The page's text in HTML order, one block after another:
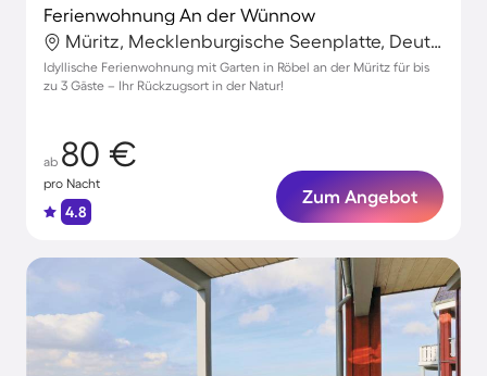
Ferienwohnung An der Wünnow
Müritz, Mecklenburgische Seenplatte, Deutschland
Idyllische Ferienwohnung mit Garten in Röbel an der Müritz für bis
zu 3 Gäste – Ihr Rückzugsort in der Natur!
ab 80 €
pro Nacht
4.8
Zum Angebot